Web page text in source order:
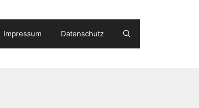
Impressum Datenschutz